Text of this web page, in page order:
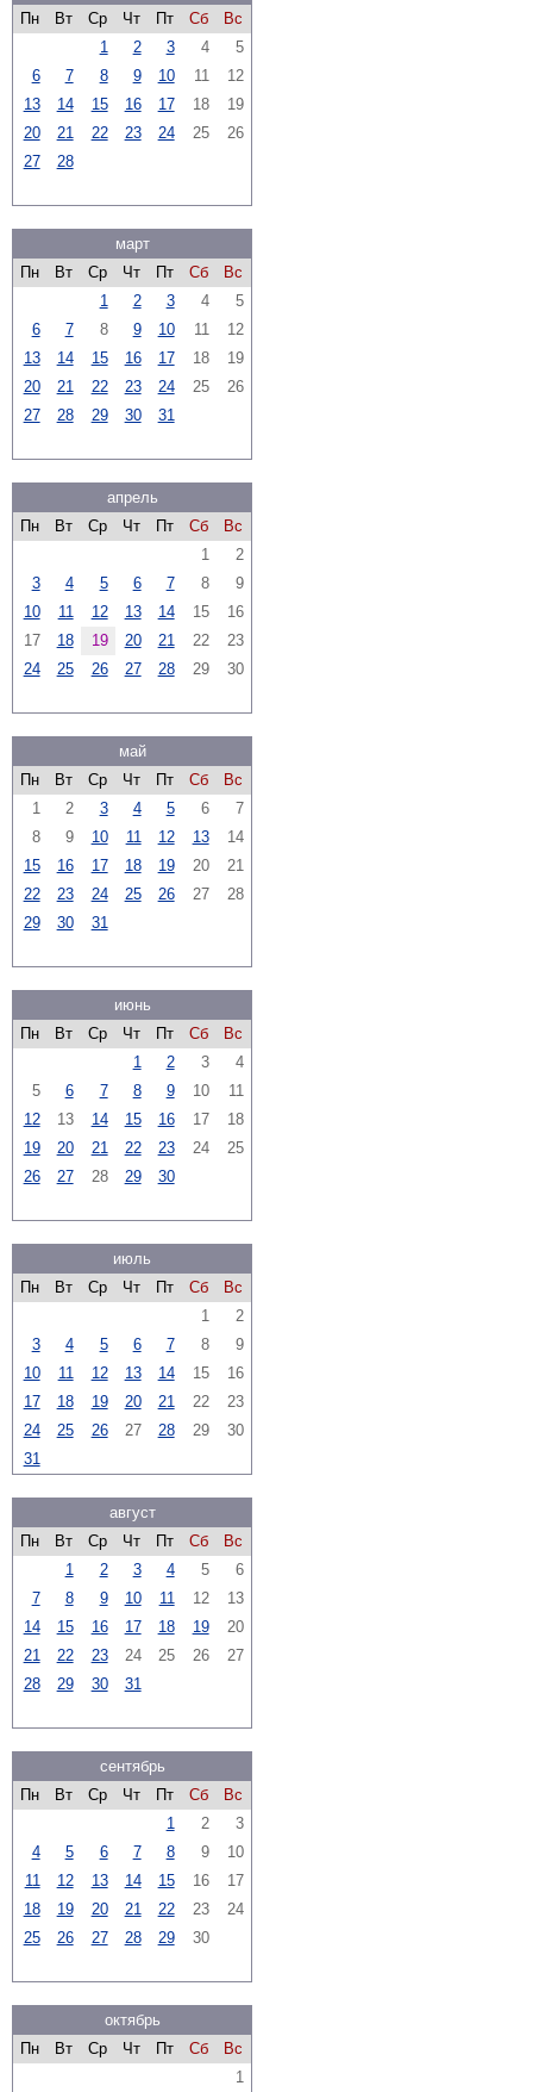
Пн
Вт Ср Чт Пт Сб
Вс
1
2 3 4
5
6
7 8 9 10 11
12
13
14 15 16 17 18
19
20
21 22 23 24 25
26
27
28
март
Пн
Вт Ср Чт Пт Сб
Вс
1
2 3 4
5
6
7 8 9 10 11
12
13
14 15 16 17 18
19
20
21 22 23 24 25
26
27
28 29 30 31
апрель
Пн
Вт Ср Чт Пт Сб
Вс
1
2
3
4 5 6 7 8
9
10
11 12 13 14 15
16
17
18 19 20 21 22
23
24
25 26 27 28 29 30
май
Пн
Вт Ср Чт Пт Сб
Вс
1
2 3 4 5 6
7
8
9 10 11 12 13
14
15
16 17 18 19 20
21
22
23 24 25 26 27
28
29
30 31
июнь
Пн
Вт Ср Чт Пт Сб
Вс
1
2 3
4
5
6 7 8 9 10
11
12
13 14 15 16 17
18
19
20 21 22 23 24
25
26
27 28 29 30
июль
Пн
Вт Ср Чт Пт Сб
Вс
1
2
3
4 5 6 7 8
9
10
11 12 13 14 15
16
17
18 19 20 21 22
23
24
25 26 27 28 29
30
31
август
Пн
Вт Ср Чт Пт Сб
Вс
1
2 3 4 5
6
7
8 9 10 11 12
13
14
15 16 17 18 19
20
21
22 23 24 25 26
27
28
29 30 31
сентябрь
Пн
Вт Ср Чт Пт Сб
Вс
1
2
3
4
5 6 7 8 9
10
11
12 13 14 15 16
17
18
19 20 21 22 23
24
25
26 27 28 29 30
октябрь
Пн
Вт Ср Чт Пт Сб
Вс
1